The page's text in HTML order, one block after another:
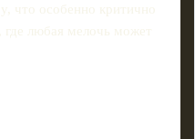
что особенно критично
где любая мелочь может